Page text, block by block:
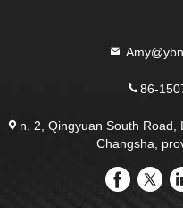
86-
n. 2, Qingyuan South
Changsha,